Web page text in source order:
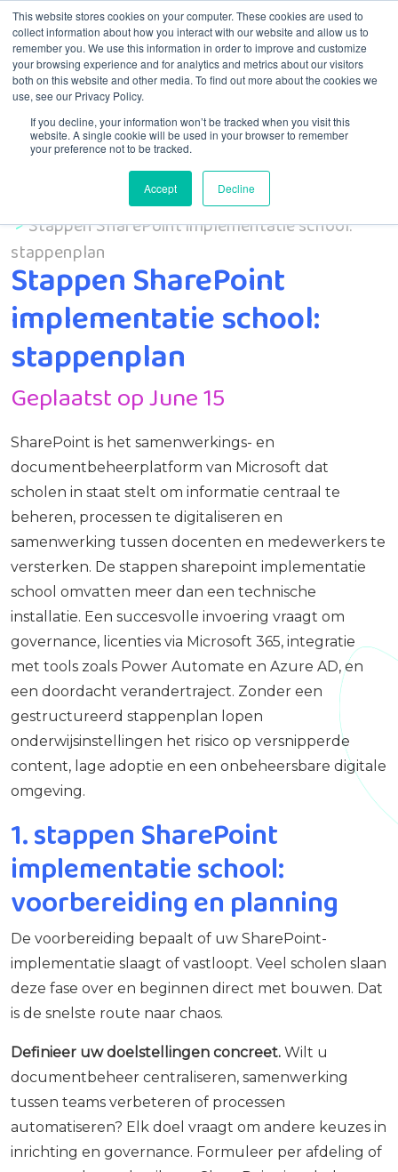
This website stores cookies on your computer. These cookies are used to
collect information about how you interact with our website and allow us to
remember you. We use this information in order to improve and customize
your browsing experience and for analytics and metrics about our visitors
both on this website and other media. To find out more about the cookies we
use, see our Privacy Policy.
If you decline, your information won’t be tracked when you visit this
website. A single cookie will be used in your browser to remember
your preference not to be tracked.
Accept Decline
Menu
Stappen SharePoint implementatie school:
stappenplan
Stappen SharePoint
implementatie school:
stappenplan
Geplaatst op June 15
SharePoint is het samenwerkings- en
documentbeheerplatform van Microsoft dat
scholen in staat stelt om informatie centraal te
beheren, processen te digitaliseren en
samenwerking tussen docenten en medewerkers te
versterken. De stappen sharepoint implementatie
school omvatten meer dan een technische
installatie. Een succesvolle invoering vraagt om
governance, licenties via Microsoft 365, integratie
met tools zoals Power Automate en Azure AD, en
een doordacht verandertraject. Zonder een
gestructureerd stappenplan lopen
onderwijsinstellingen het risico op versnipperde
content, lage adoptie en een onbeheersbare digitale
omgeving.
1. stappen SharePoint
implementatie school:
voorbereiding en planning
De voorbereiding bepaalt of uw SharePoint-
implementatie slaagt of vastloopt. Veel scholen slaan
deze fase over en beginnen direct met bouwen. Dat
is de snelste route naar chaos.
Definieer uw doelstellingen concreet. Wilt u
documentbeheer centraliseren, samenwerking
tussen teams verbeteren of processen
automatiseren? Elk doel vraagt om andere keuzes in
inrichting en governance. Formuleer per afdeling of